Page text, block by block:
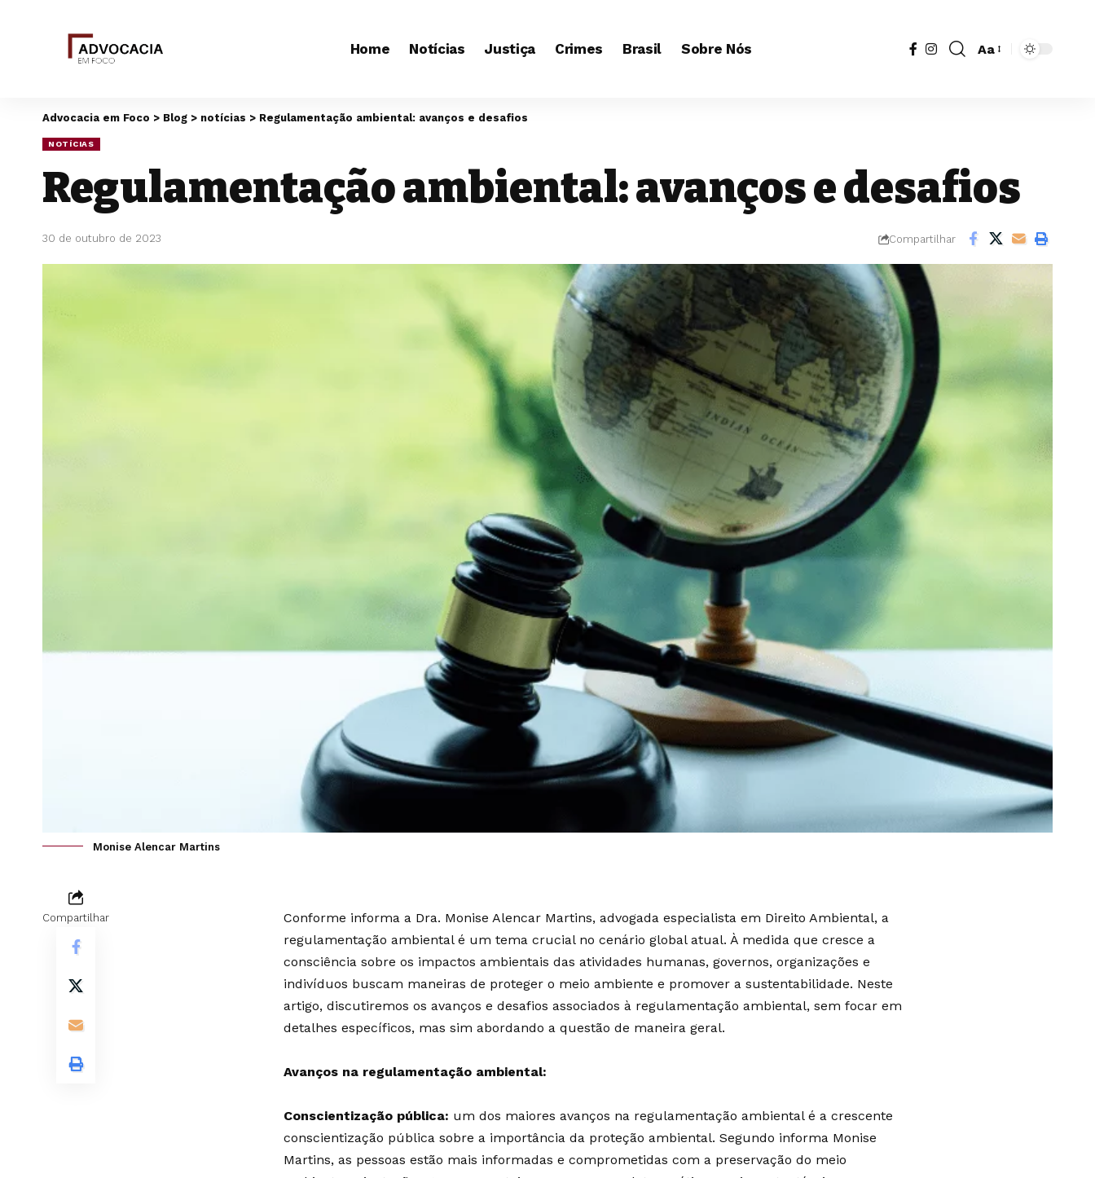
Home Notícias Justiça Crimes Brasil Sobre Nós
Redimensionador
Aa
Advocacia em Foco > Blog > notícias > Regulamentação ambiental: avanços e desafios
NOTÍCIAS
Regulamentação ambiental: avanços e desafios
30 de outubro de 2023 Compartilhar
Monise Alencar Martins
Compartilhar
Conforme informa a Dra. Monise Alencar Martins, advogada especialista em Direito Ambiental, a
regulamentação ambiental é um tema crucial no cenário global atual. À medida que cresce a
consciência sobre os impactos ambientais das atividades humanas, governos, organizações e
indivíduos buscam maneiras de proteger o meio ambiente e promover a sustentabilidade. Neste
artigo, discutiremos os avanços e desafios associados à regulamentação ambiental, sem focar em
detalhes específicos, mas sim abordando a questão de maneira geral.
Avanços na regulamentação ambiental:
Conscientização pública: um dos maiores avanços na regulamentação ambiental é a crescente
conscientização pública sobre a importância da proteção ambiental. Segundo informa Monise
Martins, as pessoas estão mais informadas e comprometidas com a preservação do meio